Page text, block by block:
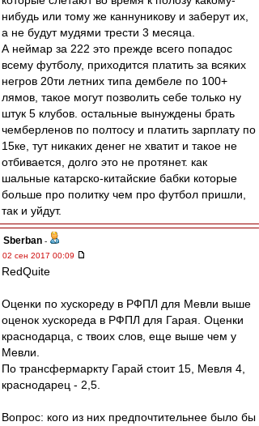
нибудь или тому же каннуникову и заберут их,
а не будут мудями трести 3 месяца.
А неймар за 222 это прежде всего попадос
всему футболу, приходится платить за всяких
негров 20ти летних типа дембеле по 100+
лямов, такое могут позволить себе только ну
штук 5 клубов. остальные вынуждены брать
чемберленов по полтосу и платить зарплату по
15ке, тут никаких денег не хватит и такое не
отбивается, долго это не протянет. как
шальные катарско-китайские бабки которые
больше про политку чем про футбол пришли,
так и уйдут.
Sberban -
02 сен 2017 00:09
RedQuite
Оценки по хускореду в РФПЛ для Мевли выше
оценок хускореда в РФПЛ для Гарая. Оценки
краснодарца, с твоих слов, еще выше чем у
Мевли.
По трансфермаркту Гарай стоит 15, Мевля 4,
краснодарец - 2,5.
Вопрос: кого из них предпочтительнее было бы